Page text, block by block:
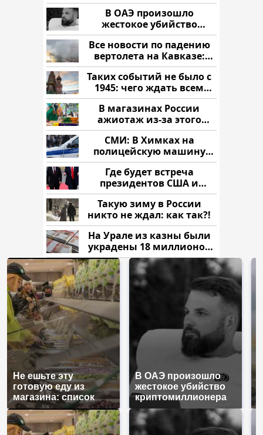
В ОАЭ произошло
жестокое убийство
криптомиллионера
Все новости по падению
вертолета на Кавказе:
читать здесь
Таких событий не было с
1945: чего ждать всем
нам?
В магазинах России
ажиотаж из-за этого
продукта: что купить?
СМИ: В Химках на
полицейскую машину
напали и подожгли.
Где будет встреча
президентов США и
России: Европа?
Такую зиму в России
никто не ждал: как так?!
На Урале из казны были
украдены 18 миллионов
рублей
Не ешьте эту
готовую еду из
магазина: список
В ОАЭ произошло
жестокое убийство
криптомиллионера